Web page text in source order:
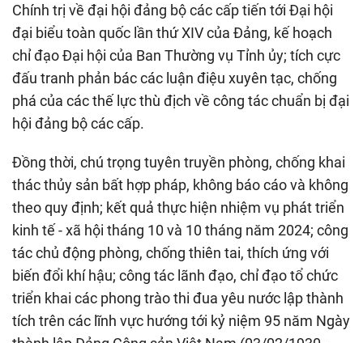
Chính trị về đại hội đảng bộ các cấp tiến tới Đại hội
đại biểu toàn quốc lần thứ XIV của Đảng, kế hoạch
chỉ đạo Đại hội của Ban Thường vụ Tỉnh ủy; tích cực
đấu tranh phản bác các luận điệu xuyên tạc, chống
phá của các thế lực thù địch về công tác chuẩn bị đại
hội đảng bộ các cấp.
Đồng thời, chú trọng tuyên truyền phòng, chống khai
thác thủy sản bất hợp pháp, không báo cáo và không
theo quy định; kết quả thực hiện nhiệm vụ phát triển
kinh tế - xã hội tháng 10 và 10 tháng năm 2024; công
tác chủ động phòng, chống thiên tai, thích ứng với
biến đổi khí hậu; công tác lãnh đạo, chỉ đạo tổ chức
triển khai các phong trào thi đua yêu nước lập thành
tích trên các lĩnh vực hướng tới kỷ niệm 95 năm Ngày